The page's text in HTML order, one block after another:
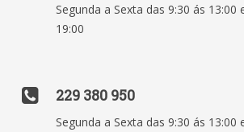
Segunda a Sexta das 9:30 ás 13:00
19:00
229 380 950
Segunda a Sexta das 9:30 ás 13:00